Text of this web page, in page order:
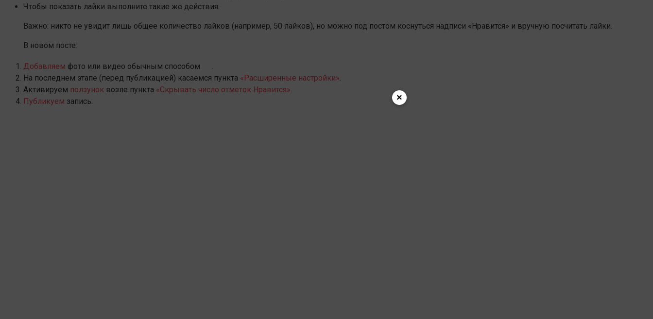
Чтобы показать лайки выполните такие же действия.
Важно: никто не увидит лишь общее количество лайков (например, 50 лайков), но можно под постом коснуться надписи «Нравится» и вручную посчитать лайки.
В новом посте:
Добавляем фото или видео обычным способом
На последнем этапе (перед публикацией) касаемся пункта «Расширенные настройки»
Активируем ползунок возле пункта «Скрывать число отметок Нравится»
Публикуем запись. ×